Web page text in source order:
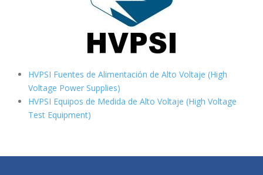
HVPSI Fuentes de Alimentación de Alto Voltaje (High
Voltage Power Supplies)
HVPSI Equipos de Medida de Alto Voltaje (High Voltage
Test Equipment)